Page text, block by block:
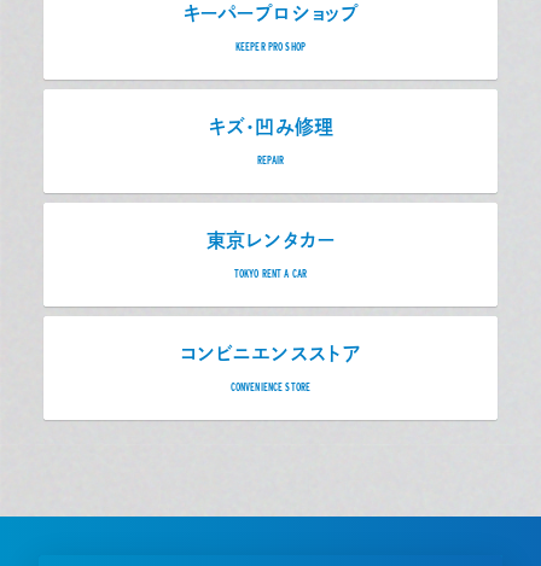
キーパープロショップ
KEEPER PRO SHOP
キズ・凹み修理
REPAIR
東京レンタカー
TOKYO RENT A CAR
コンビニエンスストア
CONVENIENCE STORE